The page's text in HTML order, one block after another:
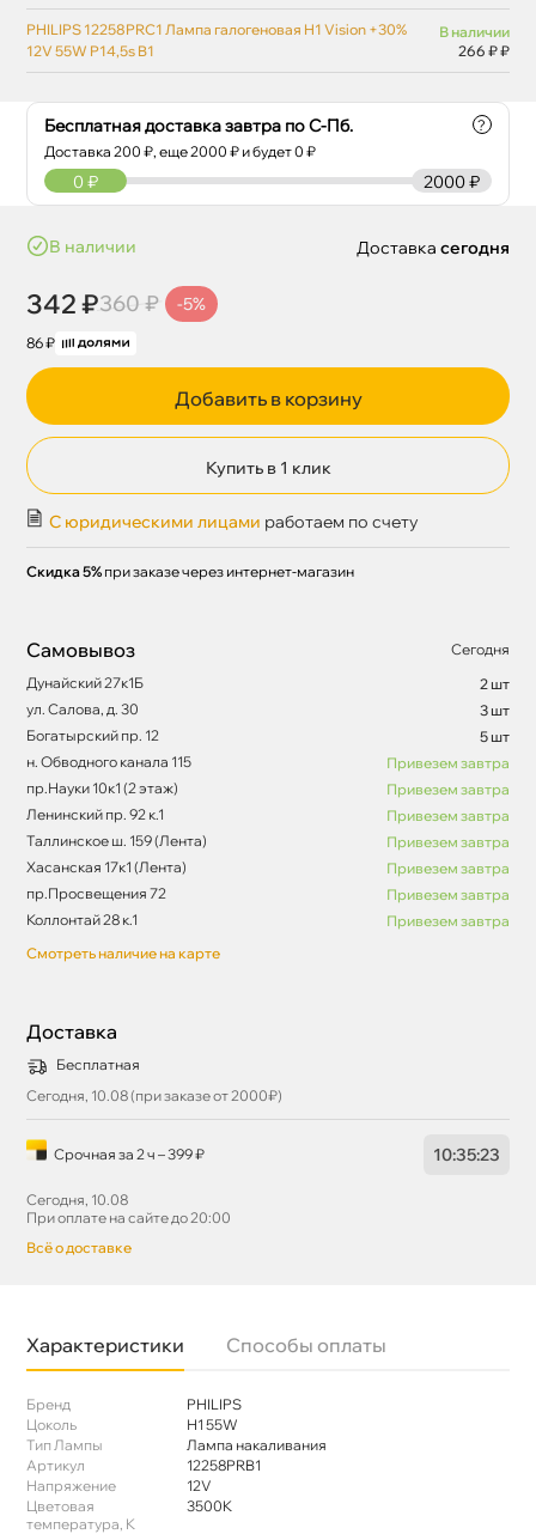
Бесплатная доставка завтра по С-Пб.
Доставка200 ₽, еще2000 ₽ и будет 0 ₽
?
2000 ₽
0 ₽
наличии
342 ₽360 ₽ -5%
86 ₽
Доставка сегодня
Добавить в корзину
Купить в 1 клик
С юридическими лицами работаем по счету
Скидка 5% при заказе через интернет-магазин
Самовывоз
Сегодня
Дунайский 27к1Б
2 шт
ул. Салова, д. 30
3 шт
Богатырский пр. 12
5 шт
н. Обводного канала 115
Привезем завтра
пр.Науки 10к1 (2 этаж)
Привезем завтра
Ленинский пр. 92 к.1
Привезем завтра
Таллинское ш. 159 (Лента)
Привезем завтра
Хасанская 17к1 (Лента)
Привезем завтра
пр.Просвещения 72
Привезем завтра
Коллонтай 28 к.1
Привезем завтра
Смотреть наличие на карте
Доставка
Бесплатная
Сегодня, 10.08 (при заказе от 2000₽)
Срочная за 2 ч – 399 ₽ 10:35:23
Сегодня, 10.08
При оплате на сайте до 20:00
сё о доставке
PHILIPS 12258PRС1 Лампа галогеновая H1 Vision +30%
12V 55W P14,5s B1
наличии
266 ₽ ₽
Характеристики Способы оплаты
Бренд
PHILIPS
Цоколь
Н1 55W
Тип Лампы
Лампа накаливания
Артикул
12258PRB1
Напряжение
12V
Цветовая
температура, K
3500K